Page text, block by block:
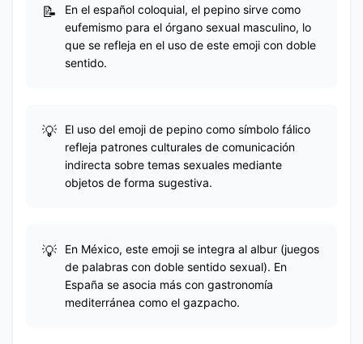
En el español coloquial, el pepino sirve como
eufemismo para el órgano sexual masculino, lo
que se refleja en el uso de este emoji con doble
sentido.
El uso del emoji de pepino como símbolo fálico
refleja patrones culturales de comunicación
indirecta sobre temas sexuales mediante
objetos de forma sugestiva.
En México, este emoji se integra al albur (juegos
de palabras con doble sentido sexual). En
España se asocia más con gastronomía
mediterránea como el gazpacho.